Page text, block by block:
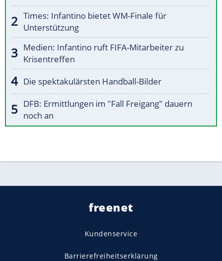
Times: Infantino bietet WM-Finale für
Unterstützung
Medien: Infantino ruft FIFA-Mitarbeiter zu
Krisentreffen
Die spektakulärsten Handball-Bilder
DFB: Ermittlungen im "Fall Freigang" dauern
noch an
freenet
Kundenservice
Barrierefreiheitserklärung